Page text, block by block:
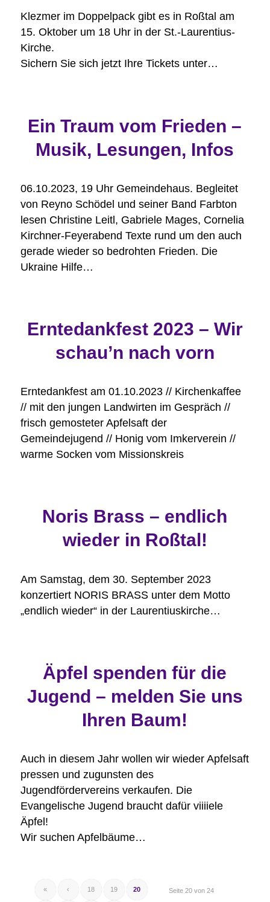
Klezmer im Doppelpack gibt es in Roßtal am
15. Oktober um 18 Uhr in der St.-Laurentius-
Kirche.
Sichern Sie sich jetzt Ihre Tickets unter…
Ein Traum vom Frieden –
Musik, Lesungen, Infos
06.10.2023, 19 Uhr Gemeindehaus. Begleitet
von Reyno Schödel und seiner Band Farbton
lesen Christine Leitl, Gabriele Mages, Cornelia
Kirchner-Feyerabend Texte rund um den auch
gerade wieder so bedrohten Frieden. Die
Ukraine Hilfe…
Erntedankfest 2023 – Wir
schau’n nach vorn
Erntedankfest am 01.10.2023 // Kirchenkaffee
// mit den jungen Landwirten im Gespräch //
frisch gemosteter Apfelsaft der
Gemeindejugend // Honig vom Imkerverein //
warme Socken vom Missionskreis
Noris Brass – endlich
wieder in Roßtal!
Am Samstag, dem 30. September 2023
konzertiert NORIS BRASS unter dem Motto
„endlich wieder“ in der Laurentiuskirche…
Äpfel spenden für die
Jugend – melden Sie uns
Ihren Baum!
Auch in diesem Jahr wollen wir wieder Apfelsaft
pressen und zugunsten des
Jugendfördervereins verkaufen. Die
Evangelische Jugend braucht dafür viiiiele
Äpfel!
Wir suchen Apfelbäume…
Seite 20 von 24
« ‹ 18 19 20